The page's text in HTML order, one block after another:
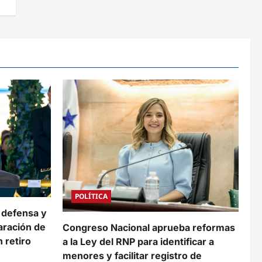
y
de
retiro
POLÍTICA
Congreso Nacional aprueba reformas
a la Ley del RNP para identificar a
menores y facilitar registro de